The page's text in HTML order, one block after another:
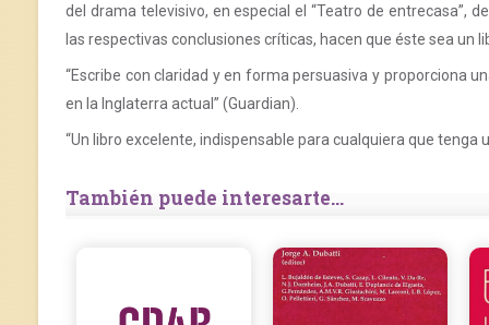
del drama televisivo, en especial el “Teatro de entrecasa”,
las respectivas conclusiones críticas, hacen que éste sea
“Escribe con claridad y en forma persuasiva y proporciona
en la Inglaterra actual” (Guardian).
“Un libro excelente, indispensable para cualquiera que
También puede interesarte...